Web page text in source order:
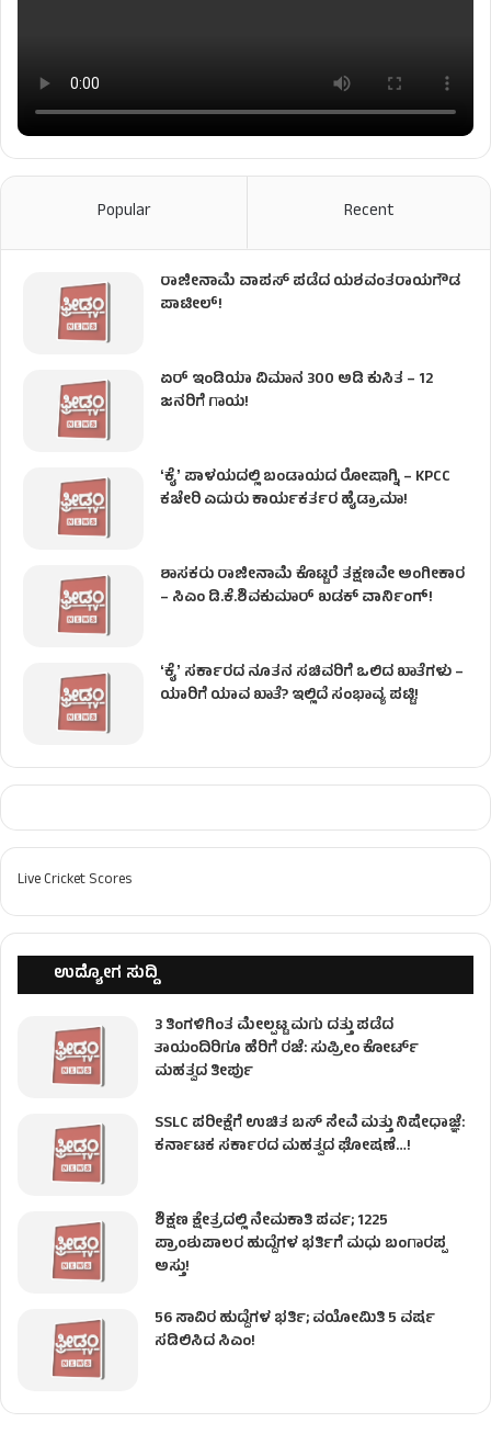
Popular Recent
ರಾಜೀನಾಮೆ ವಾಪಸ್ ಪಡೆದ ಯಶವಂತರಾಯಗೌಡ
ಪಾಟೀಲ್‌!
ಏರ್ ಇಂಡಿಯಾ ವಿಮಾನ 300 ಅಡಿ ಕುಸಿತ – 12
ಜನರಿಗೆ ಗಾಯ!
ʻಕೈʼ​ ಪಾಳಯದಲ್ಲಿ ಬಂಡಾಯದ ರೋಷಾಗ್ನಿ – KPCC
ಕಚೇರಿ ಎದುರು ಕಾರ್ಯಕರ್ತರ ಹೈಡ್ರಾಮಾ!
ಶಾಸಕರು ರಾಜೀನಾಮೆ ಕೊಟ್ಟರೆ ತಕ್ಷಣವೇ ಅಂಗೀಕಾರ
– ಸಿಎಂ ಡಿ.ಕೆ.ಶಿವಕುಮಾರ್ ಖಡಕ್ ವಾರ್ನಿಂಗ್!
ʻಕೈʼ ಸರ್ಕಾರದ ನೂತನ ಸಚಿವರಿಗೆ ಒಲಿದ ಖಾತೆಗಳು –
ಯಾರಿಗೆ ಯಾವ ಖಾತೆ? ಇಲ್ಲಿದೆ ಸಂಭಾವ್ಯ ಪಟ್ಟಿ!
Live Cricket Scores
ಉದ್ಯೋಗ ಸುದ್ದಿ
3 ತಿಂಗಳಿಗಿಂತ ಮೇಲ್ಪಟ್ಟ ಮಗು ದತ್ತು ಪಡೆದ
ತಾಯಂದಿರಿಗೂ ಹೆರಿಗೆ ರಜೆ: ಸುಪ್ರೀಂ ಕೋರ್ಟ್
ಮಹತ್ವದ ತೀರ್ಪು
SSLC ಪರೀಕ್ಷೆಗೆ ಉಚಿತ ಬಸ್ ಸೇವೆ ಮತ್ತು ನಿಷೇಧಾಜ್ಞೆ:
ಕರ್ನಾಟಕ ಸರ್ಕಾರದ ಮಹತ್ವದ ಘೋಷಣೆ…!
ಶಿಕ್ಷಣ ಕ್ಷೇತ್ರದಲ್ಲಿ ನೇಮಕಾತಿ ಪರ್ವ; 1225
ಪ್ರಾಂಶುಪಾಲರ ಹುದ್ದೆಗಳ ಭರ್ತಿಗೆ ಮಧು ಬಂಗಾರಪ್ಪ
ಅಸ್ತು!
56 ಸಾವಿರ ಹುದ್ದೆಗಳ ಭರ್ತಿ; ವಯೋಮಿತಿ 5 ವರ್ಷ
ಸಡಿಲಿಸಿದ ಸಿಎಂ!